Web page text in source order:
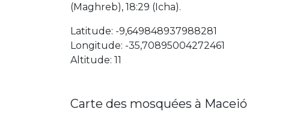
(Maghreb), 18:29 (Icha).
Latitude: -9,649848937988281
Longitude: -35,70895004272461
Altitude: 11
Carte des mosquées à Maceió